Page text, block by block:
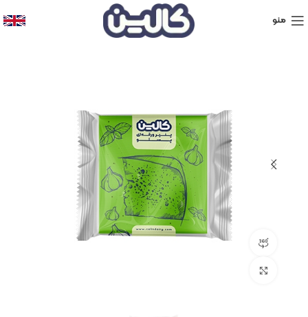
منو
نمایش 360 درجه محصول